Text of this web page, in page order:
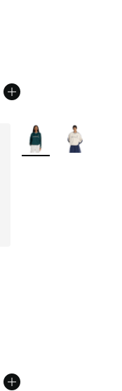
Weitere Farben